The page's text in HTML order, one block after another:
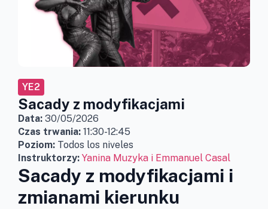
YE2
Sacady z modyfikacjami
Data: 30/05/2026
Czas trwania: 11:30-12:45
Poziom: Todos los niveles
Instruktorzy: Yanina Muzyka i Emmanuel Casal
Sacady z modyfikacjami i
zmianami kierunku